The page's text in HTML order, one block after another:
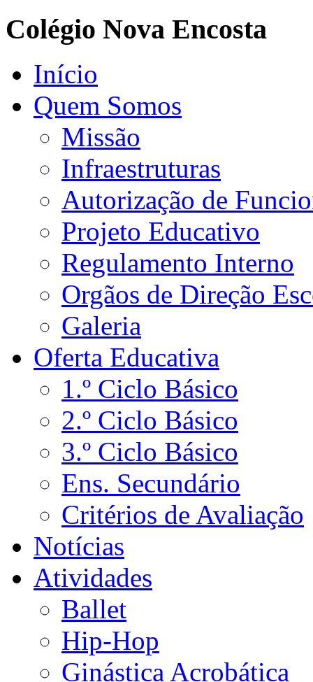
Colégio Nova Encosta
Início
Quem Somos
Missão
Infraestruturas
Autorização de
Projeto Educativo
Regulamento Interno
Orgãos de Direção
Galeria
Oferta Educativa
1.º Ciclo Básico
2.º Ciclo Básico
3.º Ciclo Básico
Ens. Secundário
Critérios de Avaliação
Notícias
Atividades
Ballet
Hip-Hop
Ginástica Acrobática